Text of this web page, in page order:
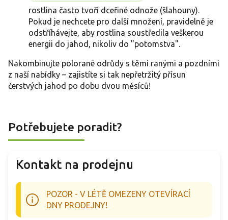
rostlina často tvoří dceřiné odnože (šlahouny).
Pokud je nechcete pro další množení, pravidelně je
odstříhávejte, aby rostlina soustředila veškerou
energii do jahod, nikoliv do "potomstva".
Nakombinujte polorané odrůdy s těmi ranými a pozdními
z naší nabídky – zajistíte si tak nepřetržitý přísun
čerstvých jahod po dobu dvou měsíců!
Potřebujete poradit?
Kontakt na prodejnu
POZOR - V LÉTĚ OMEZENY OTEVÍRACÍ
DNY PRODEJNY!